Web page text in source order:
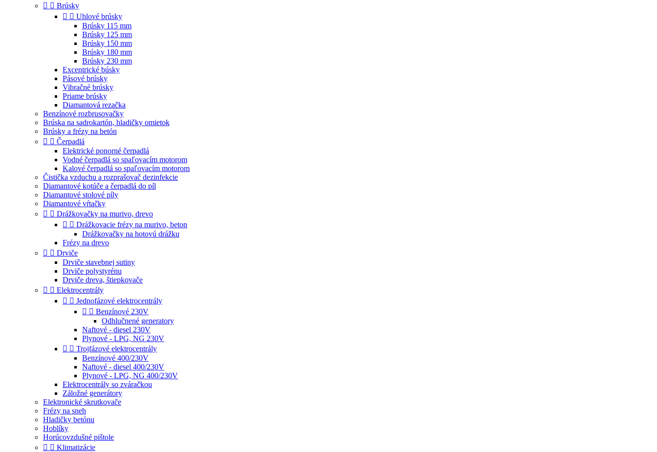
  Brúsky
  Uhlové brúsky
Brúsky 115 mm
Brúsky 125 mm
Brúsky 150 mm
Brúsky 180 mm
Brúsky 230 mm
Excentrické búsky
Pásové brúsky
Vibračné brúsky
Priame brúsky
Diamantová rezačka
Benzínové rozbrusovačky
Brúska na sadrokartón, hladičky omietok
Brúsky a frézy na betón
  Čerpadlá
Elektrické ponorné čerpadlá
Vodné čerpadlá so spaľovacím motorom
Kalové čerpadlá so spaľovacím motorom
Čistička vzduchu a rozprašovač dezinfekcie
Diamantové kotúče a čerpadlá do píl
Diamantové stolové píly
Diamantové vŕtačky
  Drážkovačky na murivo, drevo
  Drážkovacie frézy na murivo, beton
Drážkovačky na hotovú drážku
Frézy na drevo
  Drviče
Drviče stavebnej sutiny
Drviče polystyrénu
Drviče dreva, štiepkovače
  Elektrocentrály
  Jednofázové elektrocentrály
  Benzínové 230V
Odhlučnené generatory
Naftové - diesel 230V
Plynové - LPG, NG 230V
  Trojfázové elektrocentrály
Benzínové 400/230V
Naftové - diesel 400/230V
Plynové - LPG, NG 400/230V
Elektrocentrály so zváračkou
Záložné generátory
Elektronické skrutkovače
Frézy na sneh
Hladičky betónu
Hoblíky
Horúcovzdušné pištole
  Klimatizácie